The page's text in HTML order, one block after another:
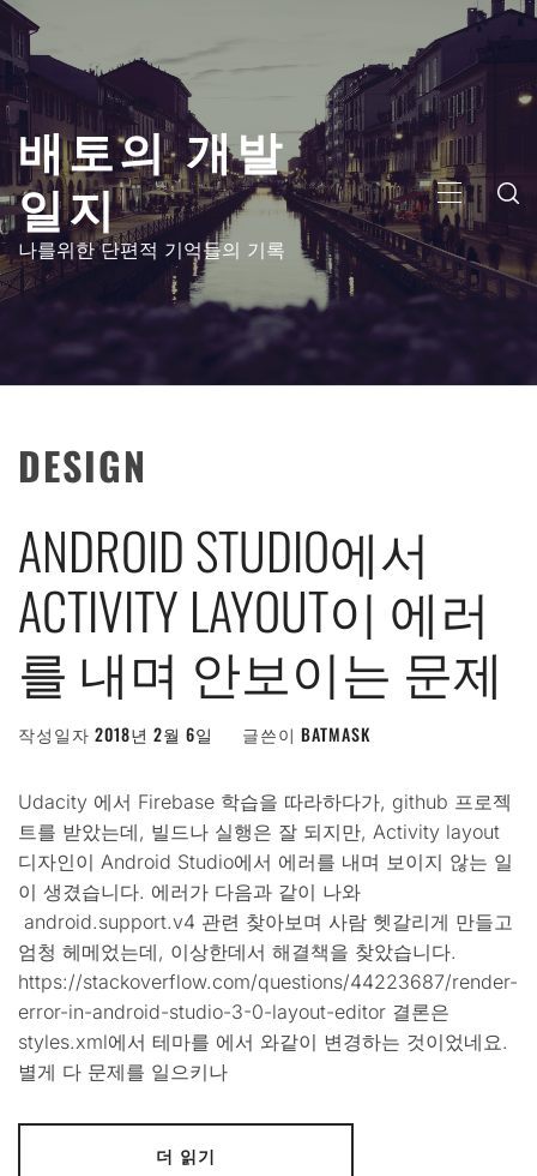
콘
츠
로
건
뛰
기
배토의 개발
일지
나를위한 단편적 기억들의 기록
주
메
뉴
DESIGN
ANDROID STUDIO에서
ACTIVITY LAYOUT이 에러
를 내며 안보이는 문제
작성일자 2018년 2월 6일 글쓴이 BATMASK
Udacity 에서 Firebase 학습을 따라하다가, github 프로젝
트를 받았는데, 빌드나 실행은 잘 되지만, Activity layout
디자인이 Android Studio에서 에러를 내며 보이지 않는 일
이 생겼습니다. 에러가 다음과 같이 나와
android.support.v4 관련 찾아보며 사람 헷갈리게 만들고
엄청 헤메었는데, 이상한데서 해결책을 찾았습니다.
https://stackoverflow.com/questions/44223687/render-
error-in-android-studio-3-0-layout-editor 결론은
styles.xml에서 테마를 에서 와같이 변경하는 것이었네요.
별게 다 문제를 일으키나
더 읽기